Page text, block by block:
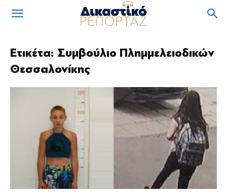
Ετικέτα: Συμβούλιο Πλημμελειοδικών
Θεσσαλονίκης